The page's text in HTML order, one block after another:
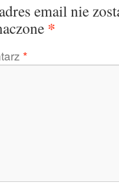
email nie
*
*